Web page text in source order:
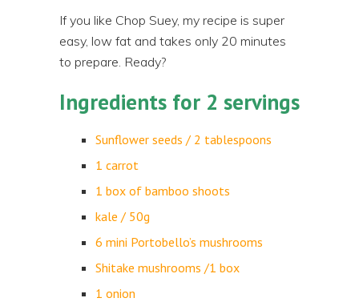
If you like Chop Suey, my recipe is super
easy, low fat and takes only 20 minutes
to prepare. Ready?
Ingredients for 2 servings
Sunflower seeds / 2 tablespoons
1 carrot
1 box of bamboo shoots
kale / 50g
6 mini Portobello’s mushrooms
Shitake mushrooms /1 box
1 onion